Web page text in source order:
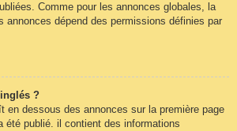
Comme pour les annonces globales, la
annonces dépend des permissions définies par
?
en dessous des annonces sur la première page
été publié. il contient des informations